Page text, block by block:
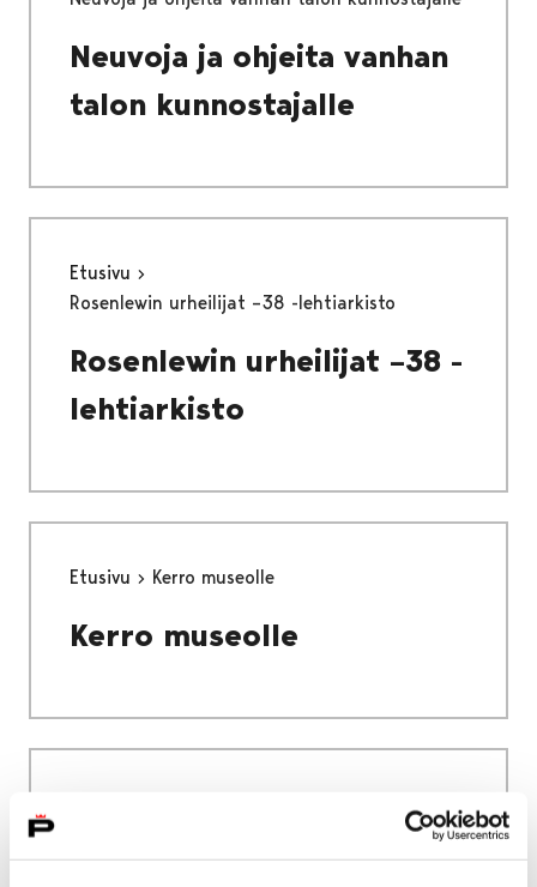
Neuvoja ja ohjeita vanhan
talon kunnostajalle
Etusivu
Rosenlewin urheilijat –38 -lehtiarkisto
Rosenlewin urheilijat –38 -
lehtiarkisto
Etusivu Kerro museolle
Kerro museolle
Museon lausunnot Pomarkku